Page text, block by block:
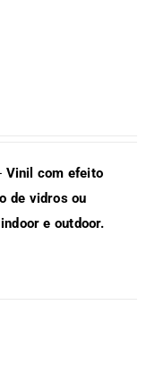
Vinil com efeito
de vidros ou
e outdoor.